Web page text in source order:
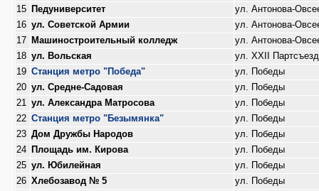
15
Педуниверситет
ул. Антонова-
16 ул. Советской Армии
ул. Антонова-
17
Машиностроительный колледж
ул. Антонова-
18 ул. Вольская
ул. XXII
19 Станция метро "Победа"
ул. Победы
20 ул. Средне-Садовая
ул. Победы
21 ул. Александра Матросова
ул. Победы
22 Станция метро "Безымянка"
ул. Победы
23 Дом Дружбы Народов
ул. Победы
24
Площадь им. Кирова
ул. Победы
25 ул. Юбилейная
ул. Победы
26 Хлебозавод № 5
ул. Победы